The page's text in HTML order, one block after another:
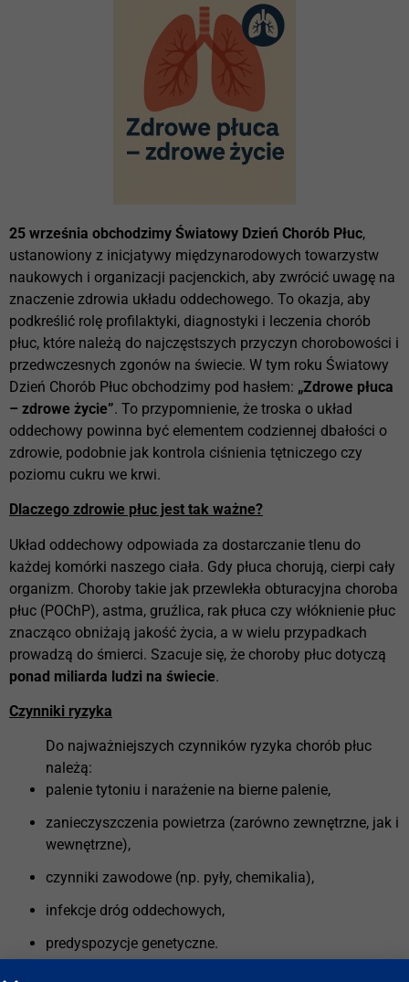
25 września obchodzimy Światowy Dzień Chorób Płuc,
ustanowiony z inicjatywy międzynarodowych towarzystw
naukowych i organizacji pacjenckich, aby zwrócić uwagę na
znaczenie zdrowia układu oddechowego. To okazja, aby
podkreślić rolę profilaktyki, diagnostyki i leczenia chorób
płuc, które należą do najczęstszych przyczyn chorobowości i
przedwczesnych zgonów na świecie. W tym roku Światowy
Dzień Chorób Płuc obchodzimy pod hasłem: „Zdrowe płuca
– zdrowe życie”. To przypomnienie, że troska o układ
oddechowy powinna być elementem codziennej dbałości o
zdrowie, podobnie jak kontrola ciśnienia tętniczego czy
poziomu cukru we krwi.
Dlaczego zdrowie płuc jest tak ważne?
Układ oddechowy odpowiada za dostarczanie tlenu do
każdej komórki naszego ciała. Gdy płuca chorują, cierpi cały
organizm. Choroby takie jak przewlekła obturacyjna choroba
płuc (POChP), astma, gruźlica, rak płuca czy włóknienie płuc
znacząco obniżają jakość życia, a w wielu przypadkach
prowadzą do śmierci. Szacuje się, że choroby płuc dotyczą
ponad miliarda ludzi na świecie.
Czynniki ryzyka
Do najważniejszych czynników ryzyka chorób płuc
należą:
palenie tytoniu i narażenie na bierne palenie,
zanieczyszczenia powietrza (zarówno zewnętrzne, jak i
wewnętrzne),
czynniki zawodowe (np. pyły, chemikalia),
infekcje dróg oddechowych,
predyspozycje genetyczne.